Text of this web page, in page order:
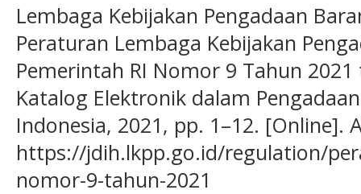
Lembaga Kebijakan Pengadaan
Peraturan Lembaga Kebijakan
Pemerintah RI Nomor 9 Tahun
Katalog Elektronik dalam
Indonesia, 2021, pp. 1–12. [Online].
https://jdih.lkpp.go.id/regulation/
nomor-9-tahun-2021